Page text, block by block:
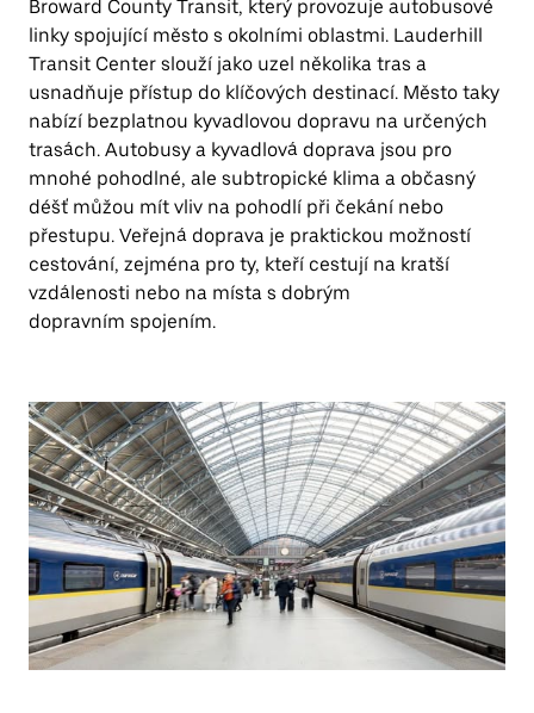
Broward County Transit, který provozuje autobusové
linky spojující město s okolními oblastmi. Lauderhill
Transit Center slouží jako uzel několika tras a
usnadňuje přístup do klíčových destinací. Město taky
nabízí bezplatnou kyvadlovou dopravu na určených
trasách. Autobusy a kyvadlová doprava jsou pro
mnohé pohodlné, ale subtropické klima a občasný
déšť můžou mít vliv na pohodlí při čekání nebo
přestupu. Veřejná doprava je praktickou možností
cestování, zejména pro ty, kteří cestují na kratší
vzdálenosti nebo na místa s dobrým
dopravním spojením.